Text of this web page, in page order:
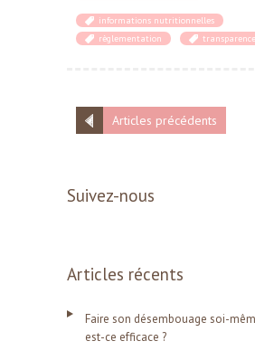
informations nutritionnelles
règlementation
Articles précédents
Suivez-nous
Articles récents
Faire son désembouage soi-
est-ce efficace ?